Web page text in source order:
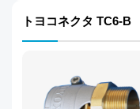
トヨコネクタ TC6-B